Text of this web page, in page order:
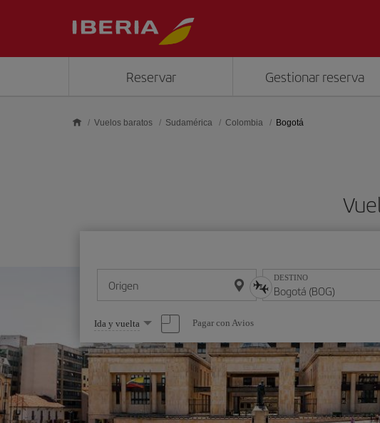
Reservar Gestionar reserva
Vuelos baratos Sudamérica Colombia Bogotá
Origen DESTINO
Seleccione
una
opción
Ida y vuelta Pagar con Avios